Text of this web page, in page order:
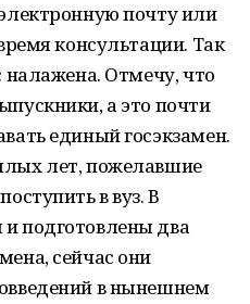
почту или
консультации. Так
налажена. Отмечу, что
а это почти
единый госэкзамен.
лет, пожелавшие
в вуз. В
подготовлены два
сейчас они
в нынешнем